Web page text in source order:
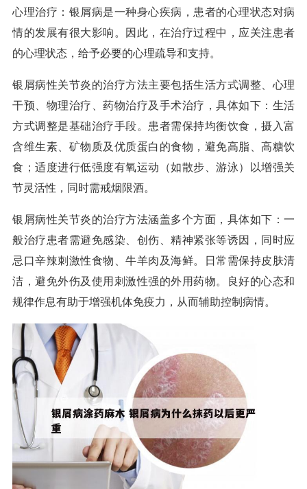
心理治疗：银屑病是一种身心疾病，患者的心理状态对病
情的发展有很大影响。因此，在治疗过程中，应关注患者
的心理状态，给予必要的心理疏导和支持。
银屑病性关节炎的治疗方法主要包括生活方式调整、心理
干预、物理治疗、药物治疗及手术治疗，具体如下：生活
方式调整是基础治疗手段。患者需保持均衡饮食，摄入富
含维生素、矿物质及优质蛋白的食物，避免高脂、高糖饮
食；适度进行低强度有氧运动（如散步、游泳）以增强关
节灵活性，同时需戒烟限酒。
银屑病性关节炎的治疗方法涵盖多个方面，具体如下：一
般治疗患者需避免感染、创伤、精神紧张等诱因，同时应
忌口辛辣刺激性食物、牛羊肉及海鲜。日常需保持皮肤清
洁，避免外伤及使用刺激性强的外用药物。良好的心态和
规律作息有助于增强机体免疫力，从而辅助控制病情。